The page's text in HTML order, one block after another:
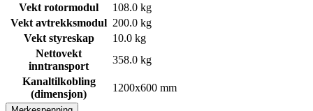
Vekt rotormodul
108.0 kg
Vekt avtrekksmodul 200.0 kg
Vekt styreskap
10.0 kg
Nettovekt
inntransport
358.0 kg
Kanaltilkobling
(dimensjon)
1200x600 mm